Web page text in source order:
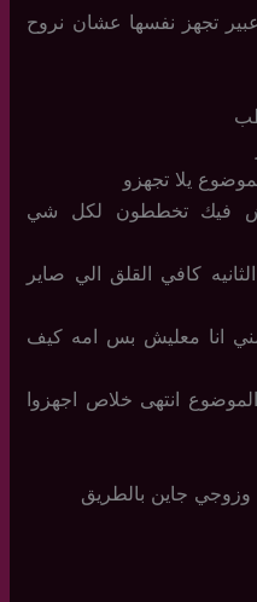
تجهز نفسها عشان نروح
يلا تجهزو
فيك تخططون لكل شي
كافي القلق الي صاير
انا معليش بس امه كيف
انتهى خلاص اجهزوا
جاين بالطريق